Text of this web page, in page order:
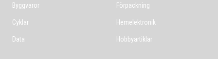
Byggvaror
Cyklar
Data
Förpackning
Hemelektronik
Hobbyartiklar